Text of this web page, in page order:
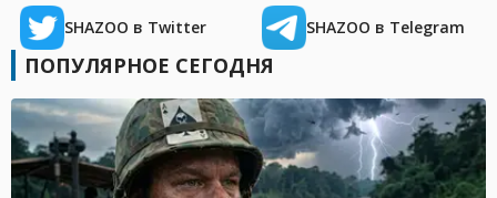
SHAZOO в Twitter SHAZOO в Telegram
ПОПУЛЯРНОЕ СЕГОДНЯ